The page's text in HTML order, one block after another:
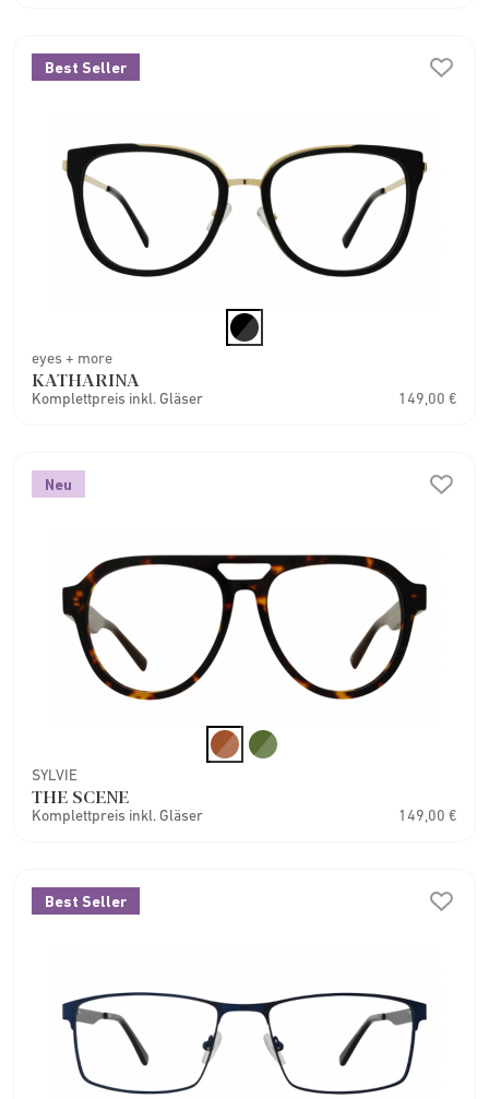
Best Seller
eyes + more
KATHARINA
Komplettpreis inkl. Gläser 149,00 €
Neu
SYLVIE
THE SCENE
Komplettpreis inkl. Gläser 149,00 €
Best Seller